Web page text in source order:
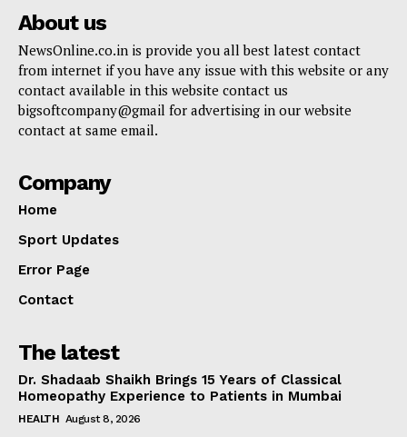
About us
NewsOnline.co.in is provide you all best latest contact
from internet if you have any issue with this website or any
contact available in this website contact us
bigsoftcompany@gmail for advertising in our website
contact at same email.
Company
Home
Sport Updates
Error Page
Contact
The latest
Dr. Shadaab Shaikh Brings 15 Years of Classical
Homeopathy Experience to Patients in Mumbai
HEALTH August 8, 2026